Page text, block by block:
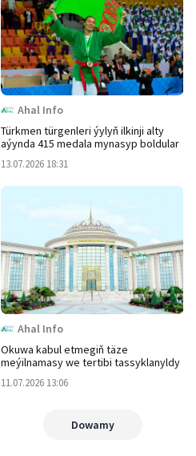
Ahal Info
Türkmen türgenleri ýylyň ilkinji alty
aýynda 415 medala mynasyp boldular
13.07.2026 18:31
Ahal Info
Okuwa kabul etmegiň täze
meýilnamasy we tertibi tassyklanyldy
11.07.2026 13:06
Dowamy